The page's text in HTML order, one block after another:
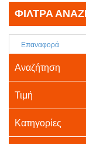
ΦΊΛΤΡΑ
Επαναφορά
Αναζήτηση
Τιμή
Κατηγορίες